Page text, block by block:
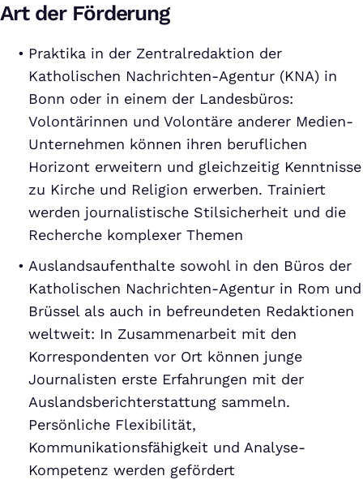
Art der Förderung
Praktika in der Zentralredaktion der
Katholischen Nachrichten-Agentur (KNA) in
Bonn oder in einem der Landesbüros:
Volontärinnen und Volontäre anderer Medien-
Unternehmen können ihren beruflichen
Horizont erweitern und gleichzeitig Kenntnisse
zu Kirche und Religion erwerben. Trainiert
werden journalistische Stilsicherheit und die
Recherche komplexer Themen
Auslandsaufenthalte sowohl in den Büros der
Katholischen Nachrichten-Agentur in Rom und
Brüssel als auch in befreundeten Redaktionen
weltweit: In Zusammenarbeit mit den
Korrespondenten vor Ort können junge
Journalisten erste Erfahrungen mit der
Auslandsberichterstattung sammeln.
Persönliche Flexibilität,
Kommunikationsfähigkeit und Analyse-
Kompetenz werden gefördert